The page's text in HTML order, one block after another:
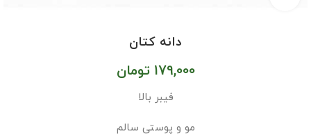
دانه کتان
179,000 تومان
فیبر بالا
مو و پوستی سالم